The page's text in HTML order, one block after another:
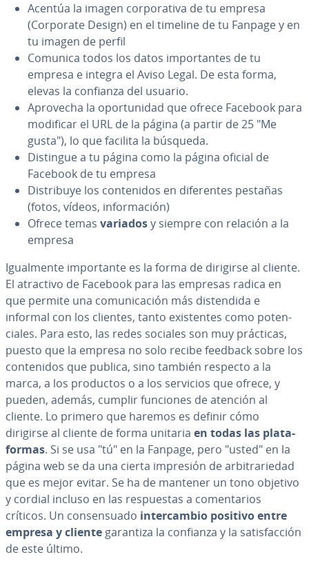
Acentúa la imagen co­r­po­ra­ti­va de tu empresa
(Corporate Design) en el timeline de tu Fanpage y en
tu imagen de perfil
Comunica todos los datos im­po­r­ta­n­tes de tu
empresa e integra el Aviso Legal. De esta forma,
elevas la confianza del usuario.
Aprovecha la opo­r­tu­ni­dad que ofrece Facebook para
modificar el URL de la página (a partir de 25 "Me
gusta"), lo que facilita la búsqueda.
Distingue a tu página como la página oficial de
Facebook de tu empresa
Di­s­tri­bu­ye los co­n­te­ni­dos en di­fe­re­n­tes pestañas
(fotos, vídeos, in­fo­r­ma­ción)
Ofrece temas variadosy siempre con relación a la
empresa
Igua­l­me­n­te im­po­r­ta­n­te es la forma de dirigirse al cliente.
El atractivo de Facebook para las empresas radica en
que permite una co­mu­ni­ca­ción más di­s­te­n­di­da e
informal con los clientes, tanto exi­s­te­n­tes como po­te­n­
cia­les. Para esto, las redes sociales son muy prácticas,
puesto que la empresa no solo recibe feedback sobre los
co­n­te­ni­dos que publica, sino también respecto a la
marca, a los productos o a los servicios que ofrece, y
pueden, además, cumplir funciones de atención al
cliente. Lo primero que haremos es definir cómo
dirigirse al cliente de forma unitaria en todas las pla­ta­
fo­r­mas. Si se usa "tú" en la Fanpage, pero "usted" en la
página web se da una cierta impresión de ar­bi­tra­rie­dad
que es mejor evitar. Se ha de mantener un tono objetivo
y cordial incluso en las re­s­pue­s­tas a co­me­n­ta­rios
críticos. Un co­n­se­n­sua­do in­te­r­ca­m­bio positivo entre
empresa y cliente garantiza la confianza y la sa­ti­s­fa­c­ción
de este último.